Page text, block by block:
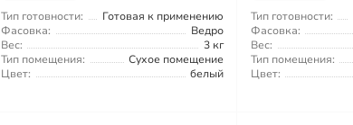
Тип готовности:
Готовая к применению
Фасовка:
Ведро
Вес:
3 кг
Тип помещения:
Сухое помещение
Цвет:
белый
Тип готовности:
Фасовка:
Вес:
Тип помещения:
Цвет: